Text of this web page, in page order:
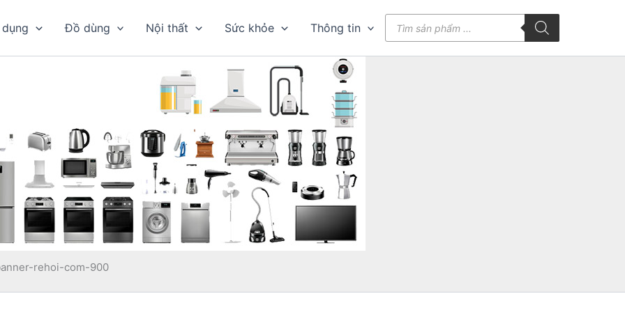
Đồ dùng Nội thất Sức khỏe Thông tin
kiếm
rehoi-com-900